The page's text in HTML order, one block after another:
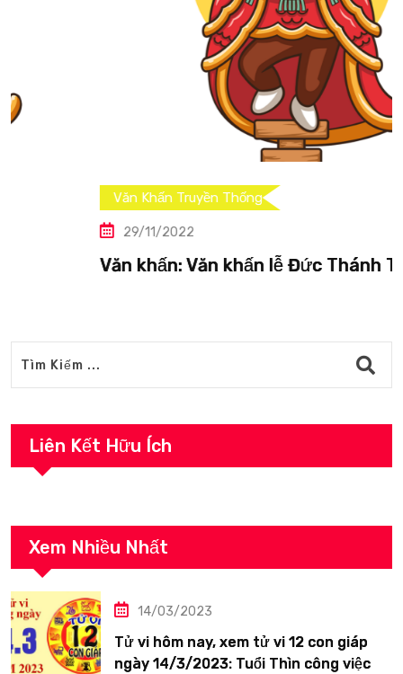
Văn Khấn Truyền Thống
29/11/2022
Văn khấn: Văn khấn lễ Đức Thánh Trần
Liên Kết Hữu Ích
Xem Nhiều Nhất
14/03/2023
Tử vi hôm nay, xem tử vi 12 con giáp
ngày 14/3/2023: Tuổi Thìn công việc